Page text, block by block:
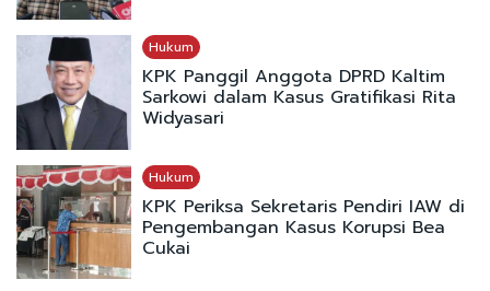
Hukum
KPK Panggil Anggota DPRD Kaltim
Sarkowi dalam Kasus Gratifikasi Rita
Widyasari
Hukum
KPK Periksa Sekretaris Pendiri IAW di
Pengembangan Kasus Korupsi Bea
Cukai